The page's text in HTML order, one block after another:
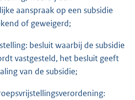
aanspraak op een subsidie
of geweigerd;
besluit waarbij de subsidie
vastgesteld, het besluit geeft
van de subsidie;